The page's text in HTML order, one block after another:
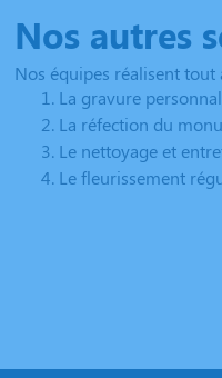
Nos autres
Nos équipes réalisent
La gravure
La réfection du
Le nettoyage et
Le fleurissement